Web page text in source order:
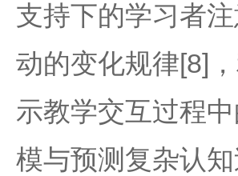
支持下的学习者
动的变化规律[8]
示教学交互过程
模与预测复杂认